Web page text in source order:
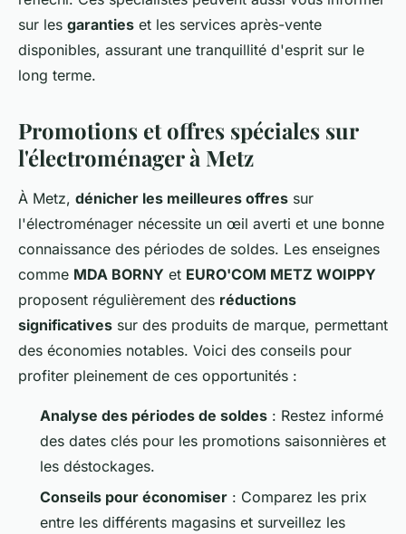
sur les garanties et les services après-vente
disponibles, assurant une tranquillité d'esprit sur le
long terme.
Promotions et offres spéciales sur
l'électroménager à Metz
À Metz, dénicher les meilleures offres sur
l'électroménager nécessite un œil averti et une bonne
connaissance des périodes de soldes. Les enseignes
comme MDA BORNY et EURO'COM METZ WOIPPY
proposent régulièrement des réductions
significatives sur des produits de marque, permettant
des économies notables. Voici des conseils pour
profiter pleinement de ces opportunités :
Analyse des périodes de soldes : Restez informé
des dates clés pour les promotions saisonnières et
les déstockages.
Conseils pour économiser : Comparez les prix
entre les différents magasins et surveillez les